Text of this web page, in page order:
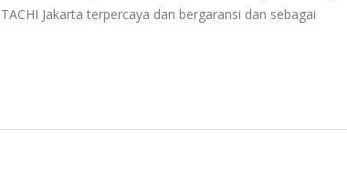
Jakarta terpercaya dan bergaransi dan sebagai